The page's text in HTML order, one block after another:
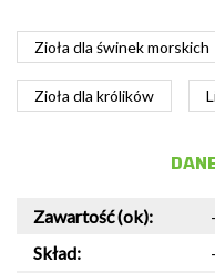
Zioła dla świnek morskich
Zioła dla królików
Zawartość (ok):
-
Skład:
-